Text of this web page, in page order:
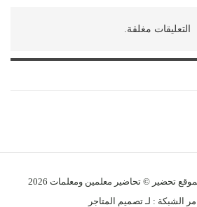
التعليقات مغلقة.
تحضير © تحاضير معلمين ومعلمات
الشبكة : لـتصميم المتاجر